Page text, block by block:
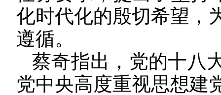
化时代化的殷切希望，
遵循。
蔡奇指出，党的十八
党中央高度重视思想建